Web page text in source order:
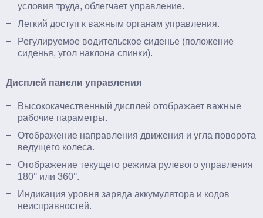
условия труда, облегчает управление.
Легкий доступ к важным органам управления.
Регулируемое водительское сиденье (положение
сиденья, угол наклона спинки).
Дисплей панели управления
Высококачественный дисплей отображает важные
рабочие параметры.
Отображение направления движения и угла поворота
ведущего колеса.
Отображение текущего режима рулевого управления
180° или 360°.
Индикация уровня заряда аккумулятора и кодов
неисправностей.